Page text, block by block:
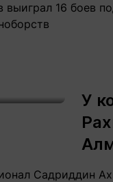
16 боев
У
Садриддин